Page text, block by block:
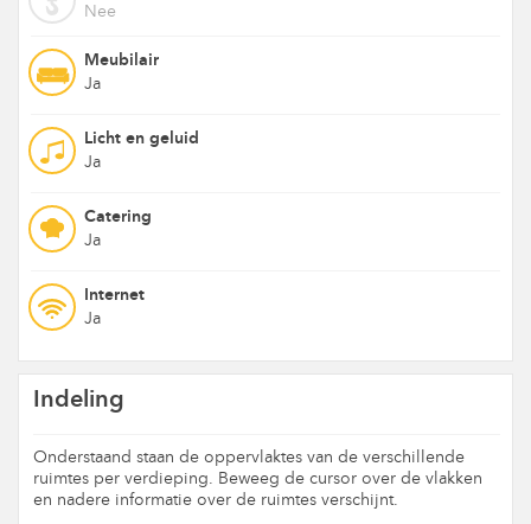
Nee
Meubilair
Ja
Licht en geluid
Ja
Catering
Ja
Internet
Ja
Indeling
Onderstaand staan de oppervlaktes van de verschillende
ruimtes per verdieping. Beweeg de cursor over de vlakken
en nadere informatie over de ruimtes verschijnt.